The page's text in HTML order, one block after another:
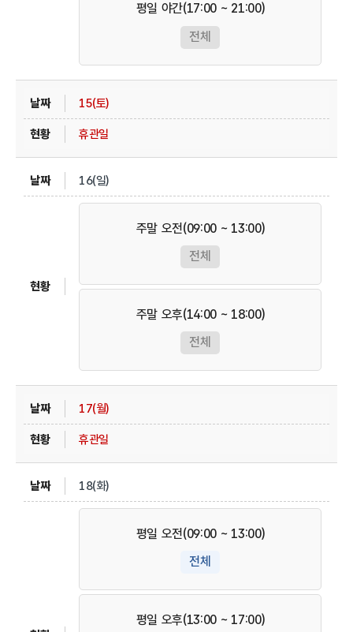
평일 야간(17:00 ~ 21:00)
전체
15(토)
휴관일
16(일)
주말 오전(09:00 ~ 13:00)
전체
주말 오후(14:00 ~ 18:00)
전체
17(월)
휴관일
18(화)
평일 오전(09:00 ~ 13:00)
전체
평일 오후(13:00 ~ 17:00)